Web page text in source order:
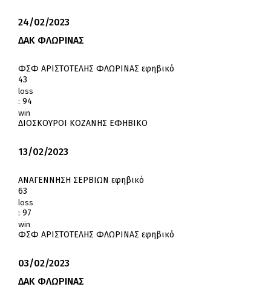
24/02/2023
ΔΑΚ ΦΛΩΡΙΝΑΣ
ΦΣΦ ΑΡΙΣΤΟΤΕΛΗΣ ΦΛΩΡΙΝΑΣ εφηβικό
43
loss
: 94
win
ΔΙΟΣΚΟΥΡΟΙ ΚΟΖΑΝΗΣ ΕΦΗΒΙΚΟ
13/02/2023
ΑΝΑΓΕΝΝΗΣΗ ΣΕΡΒΙΩΝ εφηβικό
63
loss
: 97
win
ΦΣΦ ΑΡΙΣΤΟΤΕΛΗΣ ΦΛΩΡΙΝΑΣ εφηβικό
03/02/2023
ΔΑΚ ΦΛΩΡΙΝΑΣ